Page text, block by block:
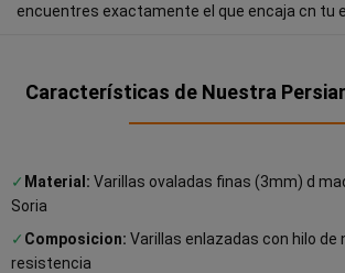
encuentres exactamente el que encaja cn tu
Características de Nuestra
✓ Material: Varillas ovaladas finas (3mm) d
Soria
✓ Composicion: Varillas enlazadas con hilo de
resistencia